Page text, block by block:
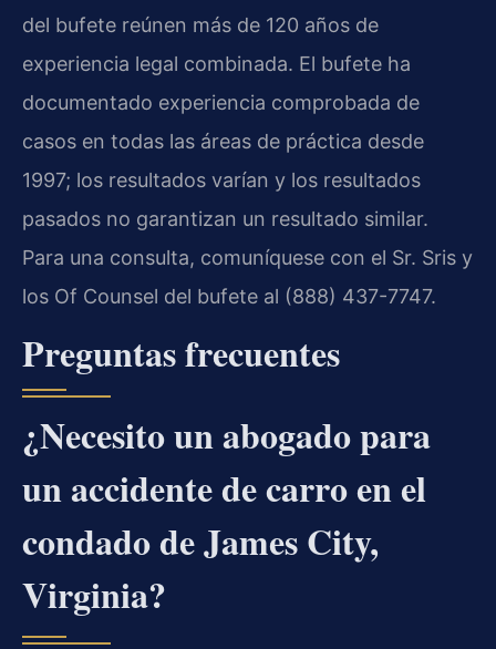
del bufete reúnen más de 120 años de
experiencia legal combinada. El bufete ha
documentado experiencia comprobada de
casos en todas las áreas de práctica desde
1997; los resultados varían y los resultados
pasados no garantizan un resultado similar.
Para una consulta, comuníquese con el Sr. Sris y
los Of Counsel del bufete al (888) 437-7747.
Preguntas frecuentes
¿Necesito un abogado para
un accidente de carro en el
condado de James City,
Virginia?